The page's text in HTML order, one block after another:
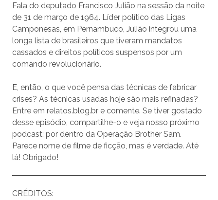
Fala do deputado Francisco Julião na sessão da noite
de 31 de março de 1964. Líder político das Ligas
Camponesas, em Pernambuco, Julião integrou uma
longa lista de brasileiros que tiveram mandatos
cassados e direitos políticos suspensos por um
comando revolucionário.
E, então, o que você pensa das técnicas de fabricar
crises? As técnicas usadas hoje são mais refinadas?
Entre em relatos.blog.br e comente. Se tiver gostado
desse episódio, compartilhe-o e veja nosso próximo
podcast: por dentro da Operação Brother Sam.
Parece nome de filme de ficção, mas é verdade. Até
lá! Obrigado!
CRÉDITOS: